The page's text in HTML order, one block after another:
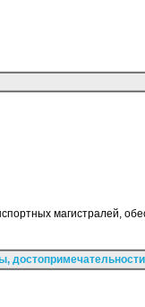
магистралей,